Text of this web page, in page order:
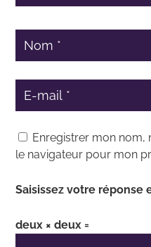
Enregistrer mon nom,
le navigateur pour mon
Saisissez votre réponse
deux × deux =